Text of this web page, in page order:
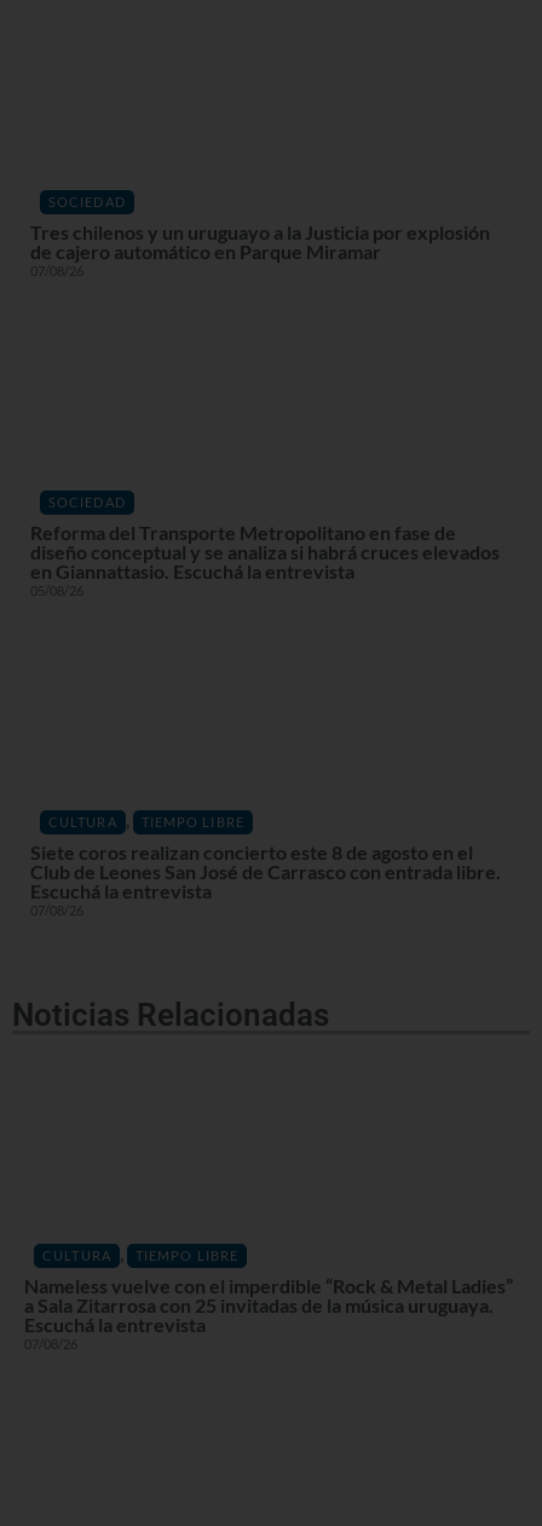
SOCIEDAD
Tres chilenos y un uruguayo a la Justicia por explosión
de cajero automático en Parque Miramar
07/08/26
SOCIEDAD
Reforma del Transporte Metropolitano en fase de
diseño conceptual y se analiza si habrá cruces elevados
en Giannattasio. Escuchá la entrevista
05/08/26
CULTURA , TIEMPO LIBRE
Siete coros realizan concierto este 8 de agosto en el
Club de Leones San José de Carrasco con entrada libre.
Escuchá la entrevista
07/08/26
Noticias Relacionadas
CULTURA , TIEMPO LIBRE
Nameless vuelve con el imperdible “Rock & Metal Ladies”
a Sala Zitarrosa con 25 invitadas de la música uruguaya.
Escuchá la entrevista
07/08/26